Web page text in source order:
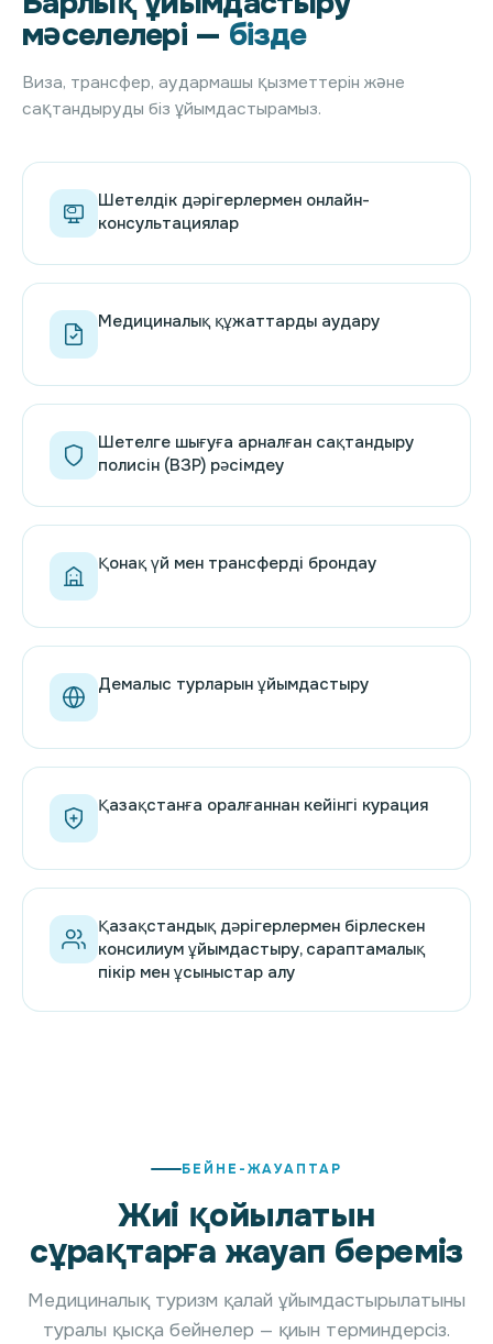
мәселелері — бізде
Виза, трансфер, аудармашы қызметтерін және
сақтандыруды біз ұйымдастырамыз.
Шетелдік дәрігерлермен онлайн-
консультациялар
Медициналық құжаттарды аудару
Шетелге шығуға арналған сақтандыру
полисін (ВЗР) рәсімдеу
Қонақ үй мен трансферді брондау
Демалыс турларын ұйымдастыру
Қазақстанға оралғаннан кейінгі курация
Қазақстандық дәрігерлермен бірлескен
консилиум ұйымдастыру, сараптамалық
пікір мен ұсыныстар алу
БЕЙНЕ-ЖАУАПТАР
Жиі қойылатын
сұрақтарға жауап береміз
Медициналық туризм қалай ұйымдастырылатыны
туралы қысқа бейнелер — қиын терминдерсіз.
Шетелде
келеді, бірақ
неден
Сізді қымбат
клиникаға
«алдап»
Неге баға